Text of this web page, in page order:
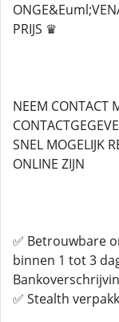
PRIJS ♛
NEEM CONTACT
SNEL MOGELIJK
ONLINE ZIJN
✅ Betrouwbare
binnen 1 tot 3
✅ Stealth